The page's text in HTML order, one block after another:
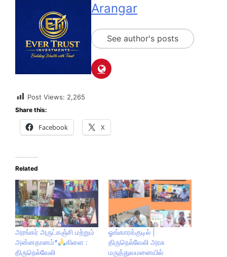
Arangar
See author's posts
Post Views: 2,265
Share this:
Facebook X
Related
அரங்கர் அருட்கஞ்சி மற்றும்
அன்னதானம்*
கிளை :
திருநெல்வேலி
ஓங்காரக்குடில் |
திருநெல்வேலி அரசு
மருத்துவமனையில்